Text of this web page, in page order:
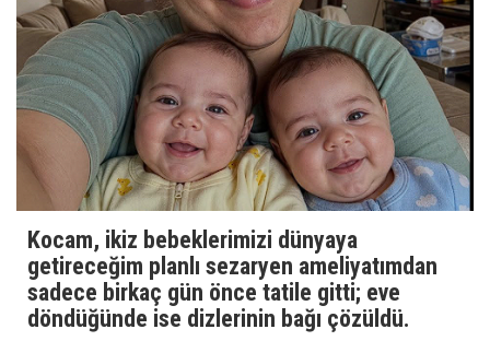
Kocam, ikiz bebeklerimizi dünyaya
getireceğim planlı sezaryen ameliyatımdan
sadece birkaç gün önce tatile gitti; eve
döndüğünde ise dizlerinin bağı çözüldü.